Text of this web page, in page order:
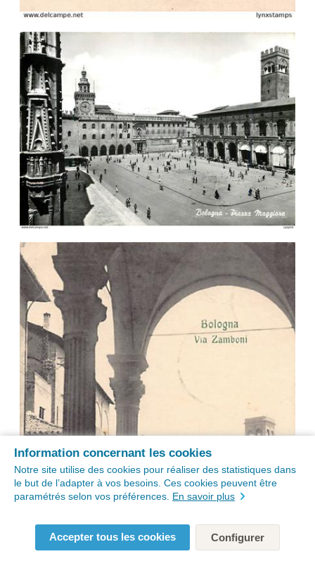
Information concernant les cookies
Notre site utilise des cookies pour réaliser des statistiques dans
le but de l’adapter à vos besoins. Ces cookies peuvent être
paramétrés selon vos préférences. En savoir plus
Accepter tous les cookies Configurer